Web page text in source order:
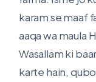
karam se maaf
aaqa wa maula
Wasallam ki
karte hain,